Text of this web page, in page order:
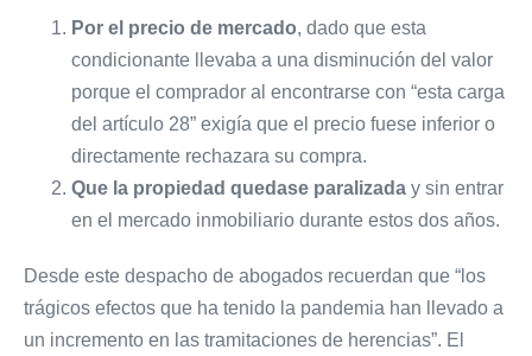
Por el precio de mercado, dado que esta
condicionante llevaba a una disminución del valor
porque el comprador al encontrarse con “esta carga
del artículo 28” exigía que el precio fuese inferior o
directamente rechazara su compra.
Que la propiedad quedase paralizada y sin entrar
en el mercado inmobiliario durante estos dos años.
Desde este despacho de abogados recuerdan que “los
trágicos efectos que ha tenido la pandemia han llevado a
un incremento en las tramitaciones de herencias”. El